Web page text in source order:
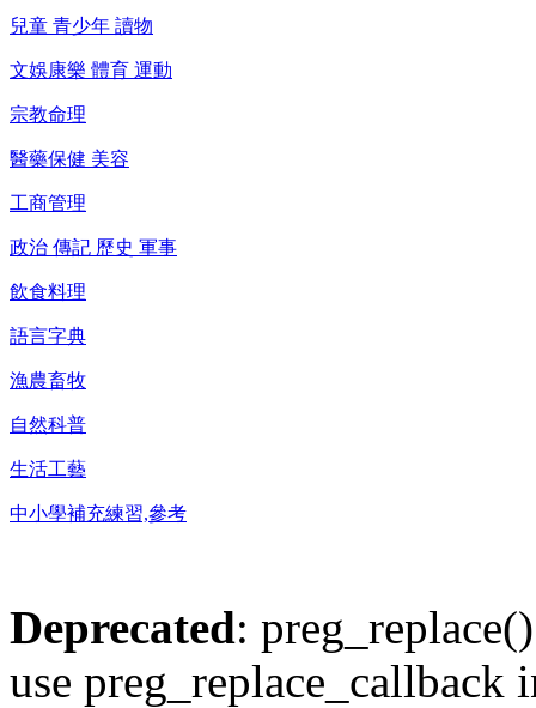
兒童 青少年 讀物
文娛康樂 體育 運動
宗教命理
醫藥保健 美容
工商管理
政治 傳記 歷史 軍事
飲食料理
語言字典
漁農畜牧
自然科普
生活工藝
中小學補充練習,參考
Deprecated:
use preg_replace_callback